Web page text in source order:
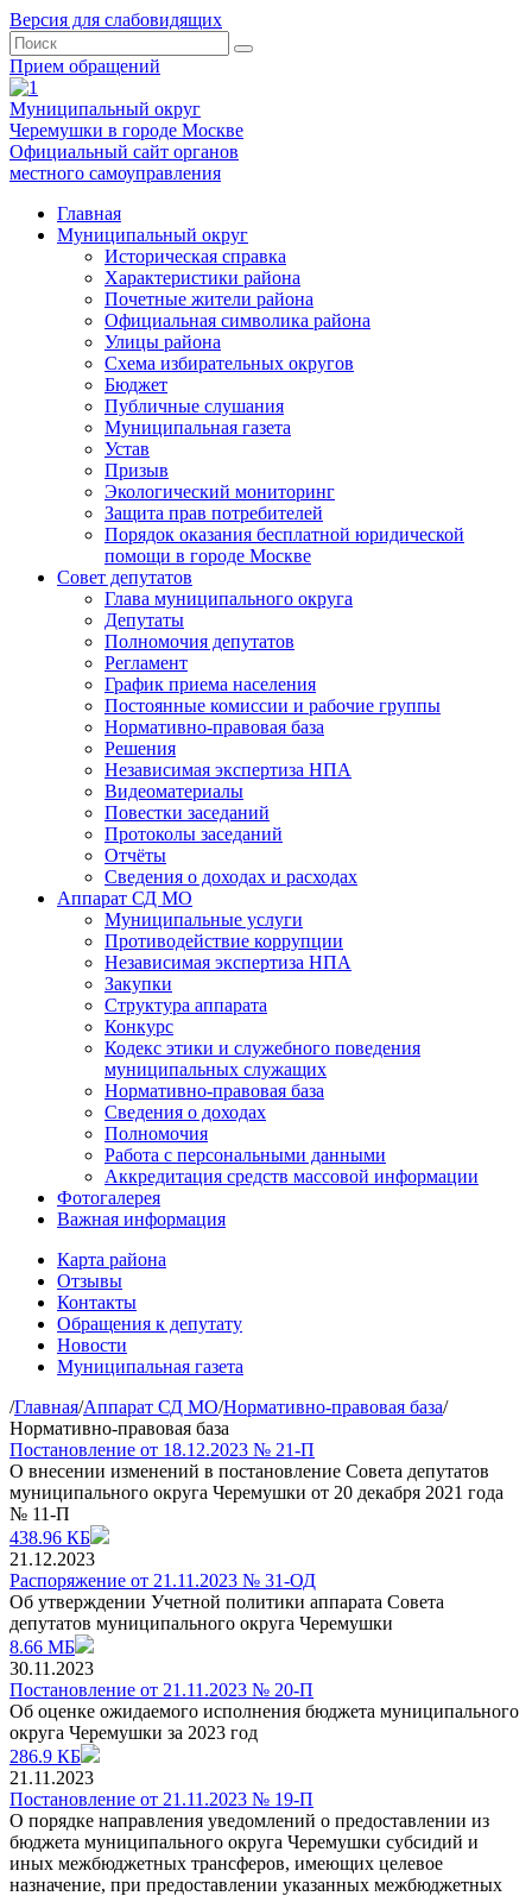
Версия для слабовидящих
Прием обращений
Муниципальный округ
Черемушки в городе Москве
Официальный сайт органов
местного самоуправления
Главная
Муниципальный округ
Историческая справка
Характеристики района
Почетные жители района
Официальная символика района
Улицы района
Схема избирательных округов
Бюджет
Публичные слушания
Муниципальная газета
Устав
Призыв
Экологический мониторинг
Защита прав потребителей
Порядок оказания бесплатной юридической
помощи в городе Москве
Совет депутатов
Глава муниципального округа
Депутаты
Полномочия депутатов
Регламент
График приема населения
Постоянные комиссии и рабочие группы
Нормативно-правовая база
Решения
Независимая экспертиза НПА
Видеоматериалы
Повестки заседаний
Протоколы заседаний
Отчёты
Сведения о доходах и расходах
Аппарат СД МО
Муниципальные услуги
Противодействие коррупции
Независимая экспертиза НПА
Закупки
Структура аппарата
Конкурс
Кодекс этики и служебного поведения
муниципальных служащих
Нормативно-правовая база
Сведения о доходах
Полномочия
Работа с персональными данными
Аккредитация средств массовой информации
Фотогалерея
Важная информация
Карта района
Отзывы
Контакты
Обращения к депутату
Новости
Муниципальная газета
/Главная/Аппарат СД МО/Нормативно-правовая база/
Нормативно-правовая база
Постановление от 18.12.2023 № 21-П
О внесении изменений в постановление Совета депутатов
муниципального округа Черемушки от 20 декабря 2021 года
№ 11-П
438.96 КБ
21.12.2023
Распоряжение от 21.11.2023 № 31-ОД
Об утверждении Учетной политики аппарата Совета
депутатов муниципального округа Черемушки
8.66 МБ
30.11.2023
Постановление от 21.11.2023 № 20-П
Об оценке ожидаемого исполнения бюджета муниципального
округа Черемушки за 2023 год
286.9 КБ
21.11.2023
Постановление от 21.11.2023 № 19-П
О порядке направления уведомлений о предоставлении из
бюджета муниципального округа Черемушки субсидий и
иных межбюджетных трансферов, имеющих целевое
назначение, при предоставлении указанных межбюджетных